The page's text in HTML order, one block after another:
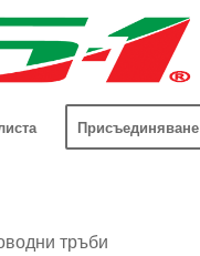
Присъединяване
тръби